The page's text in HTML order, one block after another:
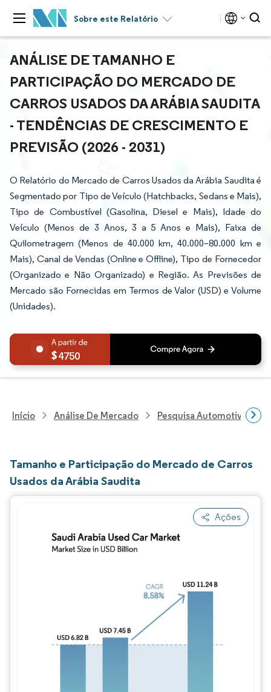
Sobre este Relatório
ANÁLISE DE TAMANHO E
PARTICIPAÇÃO DO MERCADO DE
CARROS USADOS DA ARÁBIA SAUDITA
- TENDÊNCIAS DE CRESCIMENTO E
PREVISÃO (2026 - 2031)
O Relatório do Mercado de Carros Usados da Arábia Saudita é
Segmentado por Tipo de Veículo (Hatchbacks, Sedans e Mais),
Tipo de Combustível (Gasolina, Diesel e Mais), Idade do
Veículo (Menos de 3 Anos, 3 a 5 Anos e Mais), Faixa de
Quilometragem (Menos de 40.000 km, 40.000–80.000 km e
Mais), Canal de Vendas (Online e Offline), Tipo de Fornecedor
(Organizado e Não Organizado) e Região. As Previsões de
Mercado são Fornecidas em Termos de Valor (USD) e Volume
(Unidades).
4750
Início Análise De Mercado Pesquisa Automotiva
Tamanho e Participação do Mercado de Carros
Usados da Arábia Saudita
Ações